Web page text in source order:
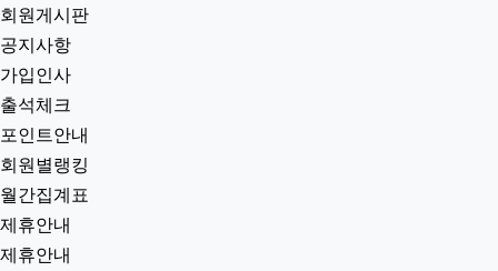
회원게시판
공지사항
가입인사
출석체크
포인트안내
회원별랭킹
월간집계표
제휴안내
제휴안내